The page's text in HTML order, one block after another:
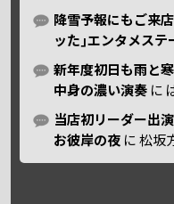
降雪予報にもご来
ッた｣エンタメステ
新年度初日も雨と
中身の濃い演奏 に
当店初リーダー出
お彼岸の夜 に松坂